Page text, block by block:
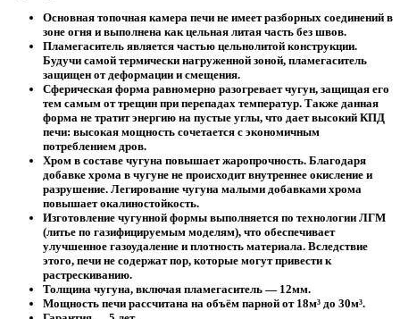
Основная топочная камера печи не имеет разборных соединений в
зоне огня и выполнена как цельная литая часть без швов.
Пламегаситель является частью цельнолитой конструкции.
Будучи самой термически нагруженной зоной, пламегаситель
защищен от деформации и смещения.
Сферическая форма равномерно разогревает чугун, защищая его
тем самым от трещин при перепадах температур. Также данная
форма не тратит энергию на пустые углы, что дает высокий КПД
печи: высокая мощность сочетается с экономичным
потреблением дров.
Хром в составе чугуна повышает жаропрочность. Благодаря
добавке хрома в чугуне не происходит внутреннее окисление и
разрушение. Легирование чугуна малыми добавками хрома
повышает окалиностойкость.
Изготовление чугунной формы выполняется по технологии ЛГМ
(литье по газифицируемым моделям), что обеспечивает
улучшенное газоудаление и плотность материала. Вследствие
этого, печи не содержат пор, которые могут привести к
растрескиванию.
Толщина чугуна, включая пламегаситель — 12мм.
Мощность печи рассчитана на объём парной от 18м³ до 30м³.